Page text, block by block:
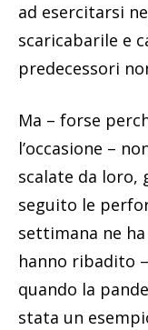
ad esercitarsi
scaricabarile e
predecessori
Ma – forse
l’occasione –
scalate da loro,
seguito le
settimana ne
hanno ribadito
quando la
stata un